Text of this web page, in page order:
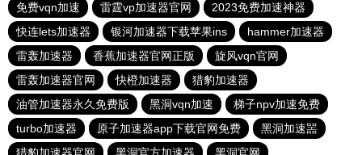
免费vqn加速
雷霆vp加速器官网
2023免费加速神器
快连lets加速器
银河加速器下载苹果ins
hammer加速器
雷轰加速器
香蕉加速器官网正版
旋风vqn官网
雷轰加速器官网
快橙加速器
猎豹加速器
油管加速器永久免费版
黑洞vqn加速
梯子npv加速免费
turbo加速器
原子加速器app下载官网免费
黑洞加速噐